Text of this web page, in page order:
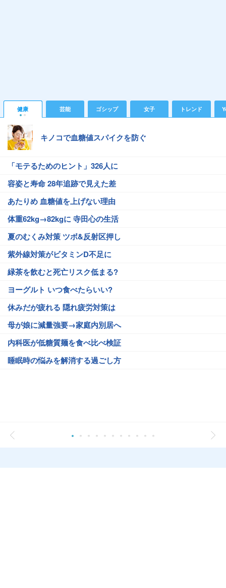
健康 芸能 ゴシップ 女子 トレンド
キノコで血糖値スパイクを防ぐ
「モテるためのヒント」326人に
容姿と寿命 28年追跡で見えた差
あたりめ 血糖値を上げない理由
体重62kg→82kgに 寺田心の生活
夏のむくみ対策 ツボ&反射区押し
紫外線対策がビタミンD不足に
緑茶を飲むと死亡リスク低まる?
ヨーグルト いつ食べたらいい?
休みだが疲れる 隠れ疲労対策は
母が娘に減量強要→家庭内別居へ
内科医が低糖質麺を食べ比べ検証
睡眠時の悩みを解消する過ごし方